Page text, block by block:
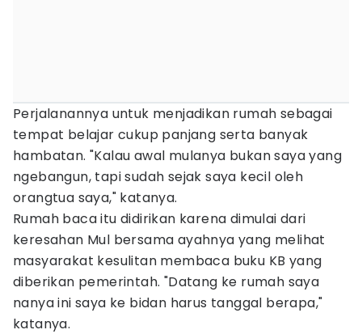
Perjalanannya untuk menjadikan rumah sebagai
tempat belajar cukup panjang serta banyak
hambatan. "Kalau awal mulanya bukan saya yang
ngebangun, tapi sudah sejak saya kecil oleh
orangtua saya," katanya.
Rumah baca itu didirikan karena dimulai dari
keresahan Mul bersama ayahnya yang melihat
masyarakat kesulitan membaca buku KB yang
diberikan pemerintah. "Datang ke rumah saya
nanya ini saya ke bidan harus tanggal berapa,"
katanya.